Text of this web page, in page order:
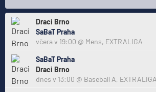
Draci Brno
SaBaT Praha
včera v 19:00 @ Mens, EXTRALIGA
SaBaT Praha
Draci Brno
dnes v 13:00 @ Baseball A, EXTRALIGA